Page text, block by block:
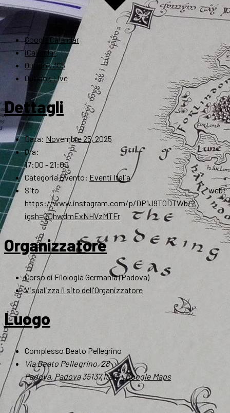
Google Calendar
iCalendar
Outlook 365
Outlook Live
Dettagli
Data: Novembre 25, 2025
Ora:
17:00 - 21:00
Categoria Evento: Eventi Italia
Sito web:
https://www.instagram.com/p/DP1J9T0DTWb/?
igsh=ODhwdmExNHVzMTFr
Organizzatore
Corso di Filologia Germania (Padova)
Visualizza il sito dell'Organizzatore
Luogo
Complesso Beato Pellegrino
Via Beato Pellegrino, 28
Padova, Padova 35137 Italy+ Google Maps